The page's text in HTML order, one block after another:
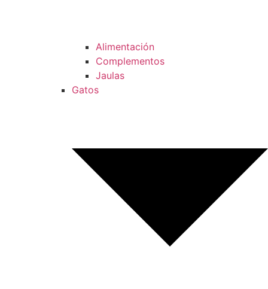
Alimentación
Complementos
Jaulas
Gatos